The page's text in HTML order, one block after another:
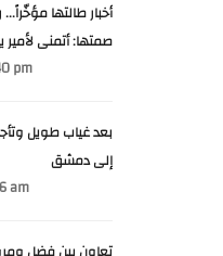
أخبار طالتها
صمتها: أتمنى لأمير
pm
بعد غياب طويل
إلى دمشق
am